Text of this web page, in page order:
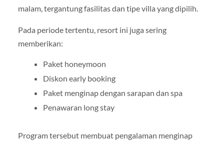
malam, tergantung fasilitas dan tipe villa yang dipilih.
Pada periode tertentu, resort ini juga sering
memberikan:
Paket honeymoon
Diskon early booking
Paket menginap dengan sarapan dan spa
Penawaran long stay
Program tersebut membuat pengalaman menginap